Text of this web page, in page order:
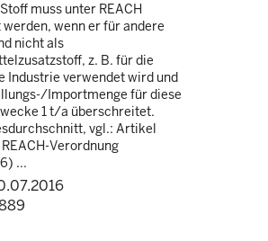
muss unter REACH
wenn er für andere
nicht als
z. B. für die
Industrie verwendet wird und
Importmenge für diese
1 t/a überschreitet.
vgl.: Artikel
Verordnung
...